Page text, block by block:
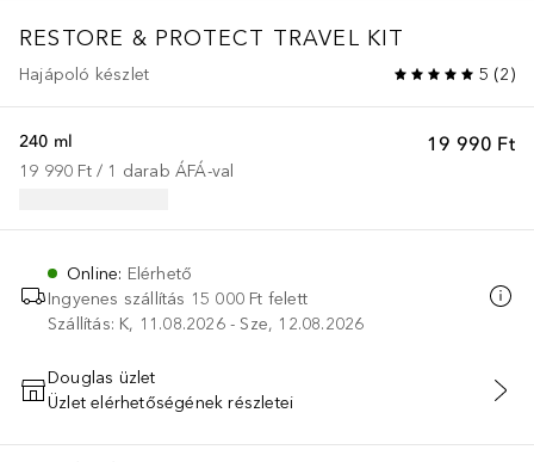
RESTORE & PROTECT TRAVEL KIT
Hajápoló készlet 5 (2)
19 990 Ft
240 ml
19 990 Ft / 1 darab ÁFÁ-val
Online: Elérhető
Ingyenes szállítás 15 000 Ft felett
Szállítás: K, 11.08.2026 - Sze, 12.08.2026
KOSÁRBA HELYEZÉS
Douglas üzlet
Üzlet elérhetőségének részletei